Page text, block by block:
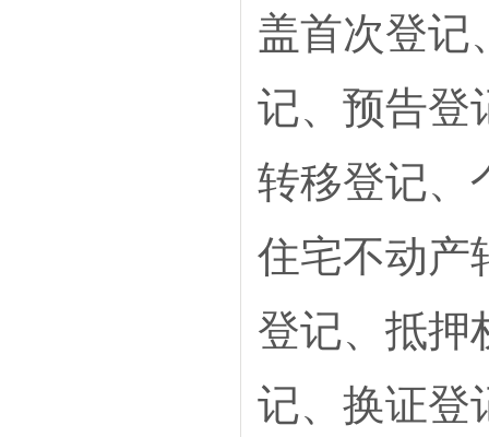
盖首次登记
记、预告登
转移登记、
住宅不动产
登记、抵押
记、换证登